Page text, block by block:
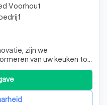
zijn we
van uw keuken tot
is, maar ook een
stijl. Met meer dan 30
trots op onze reputatie
Voorhout